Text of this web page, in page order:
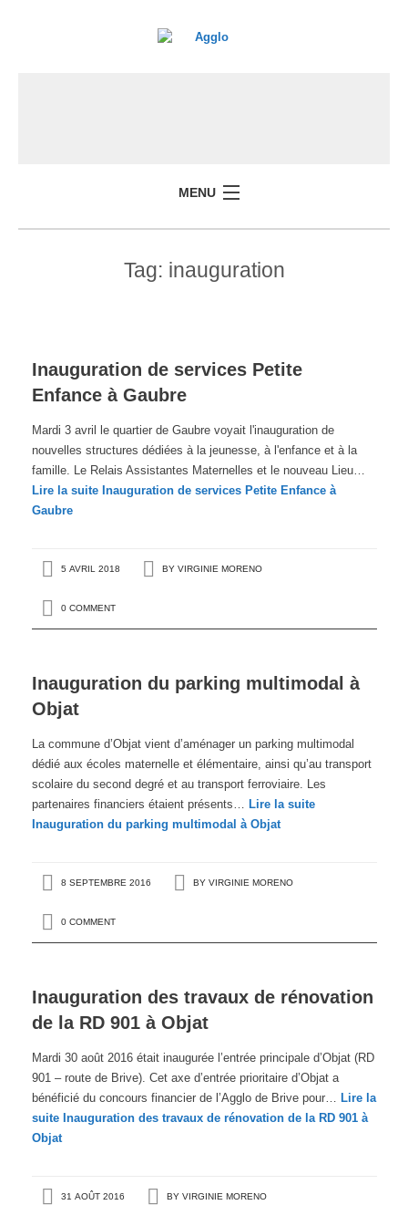
MENU
Tag: inauguration
Inauguration de services Petite
Enfance à Gaubre
Mardi 3 avril le quartier de Gaubre voyait l'inauguration de
nouvelles structures dédiées à la jeunesse, à l'enfance et à la
famille. Le Relais Assistantes Maternelles et le nouveau Lieu…
Lire la suiteInauguration de services Petite Enfance à
Gaubre
5 AVRIL 2018 BY VIRGINIE MORENO
0 COMMENT
Inauguration du parking multimodal à
Objat
La commune d’Objat vient d’aménager un parking multimodal
dédié aux écoles maternelle et élémentaire, ainsi qu’au transport
scolaire du second degré et au transport ferroviaire. Les
partenaires financiers étaient présents… Lire la suite
Inauguration du parking multimodal à Objat
8 SEPTEMBRE 2016 BY VIRGINIE MORENO
0 COMMENT
Inauguration des travaux de rénovation
de la RD 901 à Objat
Mardi 30 août 2016 était inaugurée l’entrée principale d’Objat (RD
901 – route de Brive). Cet axe d’entrée prioritaire d’Objat a
bénéficié du concours financier de l’Agglo de Brive pour… Lire la
suiteInauguration des travaux de rénovation de la RD 901 à
Objat
31 AOÛT 2016 BY VIRGINIE MORENO